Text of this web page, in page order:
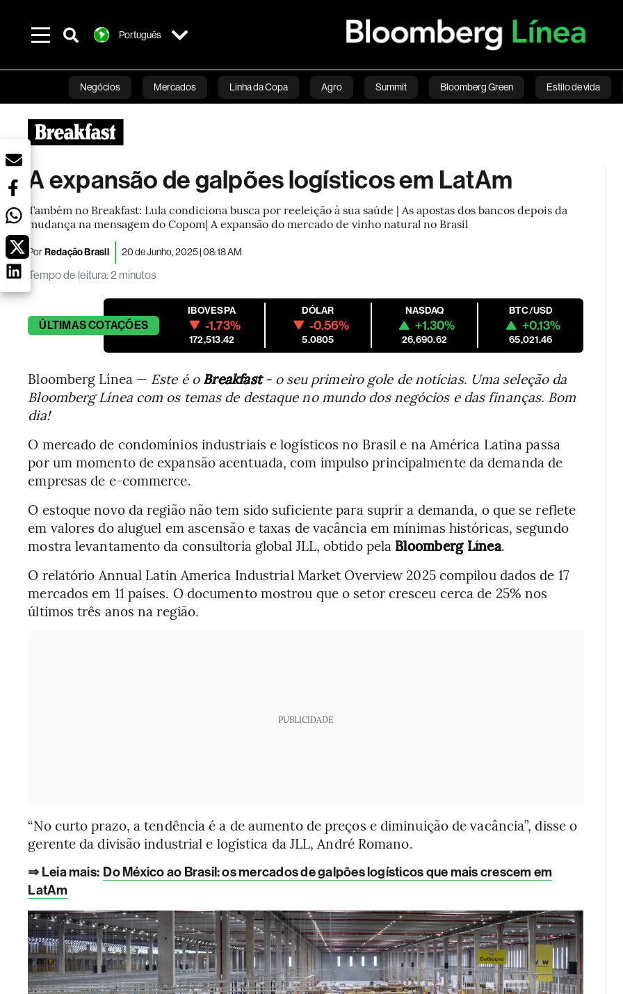
Português
Negócios Mercados Linha da Copa Agro Summit Bloomberg Green Estilo de vida
Línea Studios
A expansão de galpões logísticos em LatAm
Também no Breakfast: Lula condiciona busca por reeleição à sua saúde | As apostas dos bancos depois da
mudança na mensagem do Copom| A expansão do mercado de vinho natural no Brasil
PorRedação Brasil 20 de Junho, 2025 | 08:18 AM
Tempo de leitura:2 minutos
ÚLTIMASCOTAÇÕES
IBOVESPA
-1.73%
172,513.42
DÓLAR
-0.56%
5.0805
NASDAQ
+1.30%
26,690.62
BTC/USD
+0.13%
65,021.46
Bloomberg Línea — Este é oBreakfast- o seu primeiro gole de notícias. Uma seleção da
Bloomberg Línea com os temas de destaque no mundo dos negócios e das finanças. Bom
dia!
O mercado de condomínios industriais e logísticos no Brasil e na América Latina passa
por um momento de expansão acentuada, com impulso principalmente da demanda de
empresas de e-commerce.
O estoque novo da região não tem sido suficiente para suprir a demanda, o que se reflete
em valores do aluguel em ascensão e taxas de vacância em mínimas históricas, segundo
mostra levantamento da consultoria global JLL, obtido pela Bloomberg Línea.
O relatório Annual Latin America Industrial Market Overview 2025 compilou dados de 17
mercados em 11 países. O documento mostrou que o setor cresceu cerca de 25% nos
últimos três anos na região.
PUBLICIDADE
“No curto prazo, a tendência é a de aumento de preços e diminuição de vacância”, disse o
gerente da divisão industrial e logística da JLL, André Romano.
⇒ Leia mais: Do México ao Brasil: os mercados de galpões logísticos que mais crescem em
LatAm